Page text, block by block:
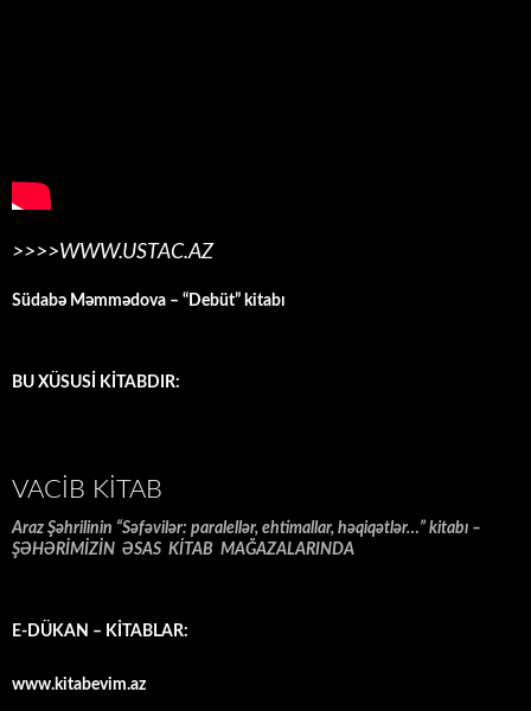
>>>>WWW.USTAC.AZ
Südabə Məmmədova – “Debüt” kitabı
BU XÜSUSİ KİTABDIR:
VACIB KITAB
Araz Şəhrilinin “Səfəvilər: paralellər, ehtimallar, həqiqətlər…” kitabı –
ŞƏHƏRİMİZİN ƏSAS KİTAB MAĞAZALARINDA
E-DÜKAN – KİTABLAR:
www.kitabevim.az